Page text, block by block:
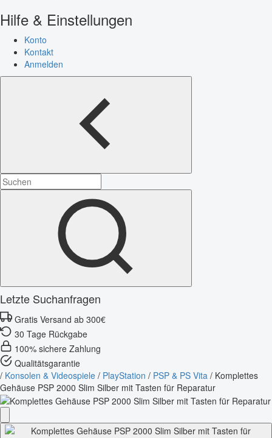
Hilfe & Einstellungen
Konto
Kontakt
Anmelden
Letzte Suchanfragen
Gratis Versand ab 300€
30 Tage Rückgabe
100% sichere Zahlung
Qualitätsgarantie
/ Konsolen & Videospiele / PlayStation / PSP & PS Vita / Komplettes
Gehäuse PSP 2000 Slim Silber mit Tasten für Reparatur